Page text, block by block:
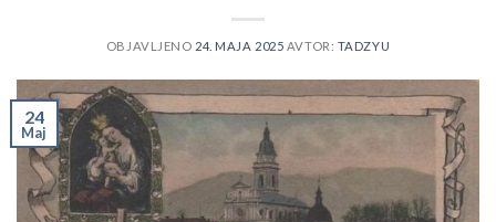
OBJAVLJENO 24. MAJA 2025 AVTOR: TADZYU
24
Maj